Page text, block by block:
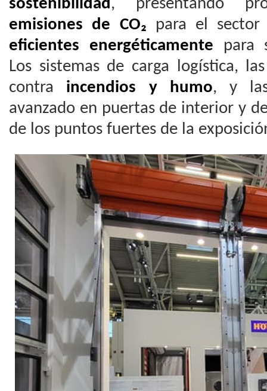
sostenibilidad, presentando
emisiones de CO₂ para el sector
eficientes energéticamente para
Los sistemas de carga logística,
contra incendios y humo, y
avanzado en puertas de interior y
de los puntos fuertes de la